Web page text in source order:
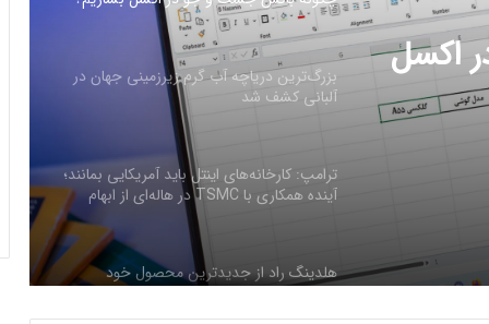
ترامپ: کارخانه‌های اینتل باید آمریکایی بمانند؛
آینده همکاری با TSMC در هاله‌ای از ابهام
هلدینگ راد از جدیدترین محصول خود
رونمایی کرد
فرم‌ور باتری در گوشی‌های شیائومی با
سیستم‌عامل HyperOS 2.0 به‌روزرسانی
مخفی دریافت کرد